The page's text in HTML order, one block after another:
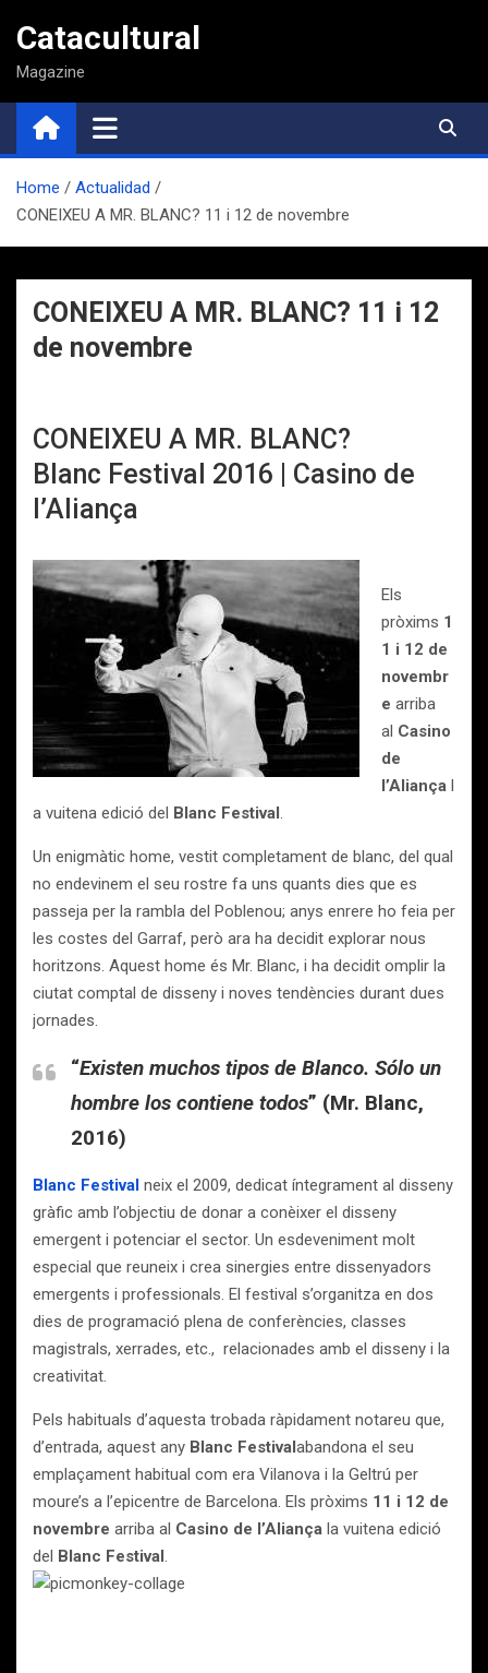
contenido
Catacultural
Magazine
Home
Actualidad
CONEIXEU A MR. BLANC? 11 i 12 de novembre
CONEIXEU A MR. BLANC? 11 i 12
de novembre
CONEIXEU A MR. BLANC?
Blanc Festival 2016 | Casino de
l’Aliança
Els
pròxims 1
1 i 12 de
novembr
e arriba
al Casino
de
l’Aliança l
a vuitena edició del Blanc Festival.
Un enigmàtic home, vestit completament de blanc, del qual
no endevinem el seu rostre fa uns quants dies que es
passeja per la rambla del Poblenou; anys enrere ho feia per
les costes del Garraf, però ara ha decidit explorar nous
horitzons. Aquest home és Mr. Blanc, i ha decidit omplir la
ciutat comptal de disseny i noves tendències durant dues
jornades.
“Existen muchos tipos de Blanco. Sólo un
hombre los contiene todos” (Mr. Blanc,
2016)
Blanc Festival neix el 2009, dedicat íntegrament al disseny
gràfic amb l’objectiu de donar a conèixer el disseny
emergent i potenciar el sector. Un esdeveniment molt
especial que reuneix i crea sinergies entre dissenyadors
emergents i professionals. El festival s’organitza en dos
dies de programació plena de conferències, classes
magistrals, xerrades, etc., relacionades amb el disseny i la
creativitat.
Pels habituals d’aquesta trobada ràpidament notareu que,
d’entrada, aquest any Blanc Festivalabandona el seu
emplaçament habitual com era Vilanova i la Geltrú per
moure’s a l’epicentre de Barcelona. Els pròxims 11 i 12 de
novembre arriba al Casino de l’Aliança la vuitena edició
del Blanc Festival.